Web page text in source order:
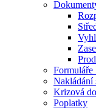
Formuláře
Nakládání
Krizová
Poplatky